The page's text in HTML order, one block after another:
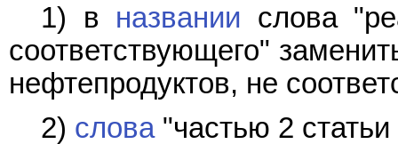
1) в названии слова
соответствующего"
нефтепродуктов, не
2) слова"частью 2